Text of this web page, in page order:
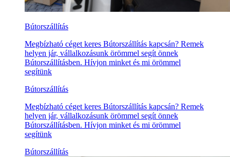
Bútorszállítás
Megbízható céget keres Bútorszállítás kapcsán? Remek
helyen jár, vállalkozásunk örömmel segít önnek
Bútorszállításben. Hívjon minket és mi örömmel
segítünk
Bútorszállítás
Megbízható céget keres Bútorszállítás kapcsán? Remek
helyen jár, vállalkozásunk örömmel segít önnek
Bútorszállításben. Hívjon minket és mi örömmel
segítünk
Bútorszállítás